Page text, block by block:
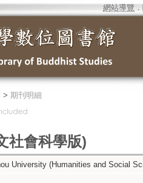
網站導覽 ．
> 期刊明細
社會科學版)
University (Humanities and Social